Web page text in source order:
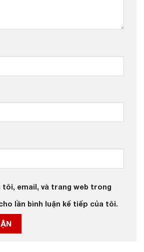
tôi, email, và trang web trong
lần bình luận kế tiếp của tôi.